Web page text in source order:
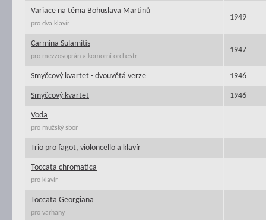
Variace na téma Bohuslava Martinů
pro dva klavír
1949
Carmina Sulamitis
pro mezzosoprán a komorní orchestr
1947
Smyčcový kvartet - dvouvětá verze 1946
Smyčcový kvartet 1946
Voda
pro mužský sbor
Trio pro fagot, violoncello a klavír
Toccata chromatica
pro klavír
Toccata Georgiana
pro varhany